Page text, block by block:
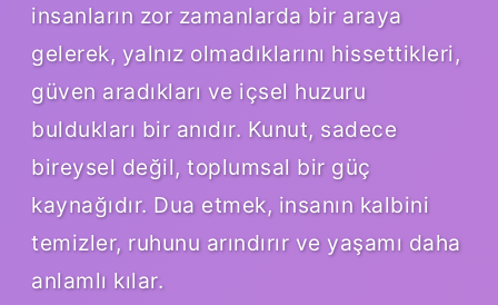
insanların zor zamanlarda bir araya
gelerek, yalnız olmadıklarını hissettikleri,
güven aradıkları ve içsel huzuru
buldukları bir anıdır. Kunut, sadece
bireysel değil, toplumsal bir güç
kaynağıdır. Dua etmek, insanın kalbini
temizler, ruhunu arındırır ve yaşamı daha
anlamlı kılar.